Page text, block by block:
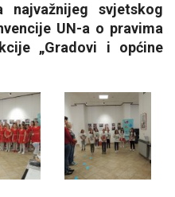
svjetskog
UN-a o pravima
„Gradovi i općine